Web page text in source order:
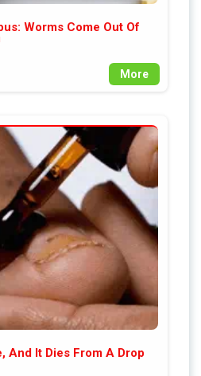
Worms Come Out Of
More
And It Dies From A Drop